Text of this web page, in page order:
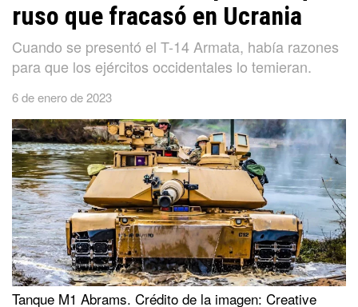
ruso que fracasó en Ucrania
Cuando se presentó el T-14 Armata, había razones
para que los ejércitos occidentales lo temieran.
6 de enero de 2023
Tanque M1 Abrams. Crédito de la imagen: Creative